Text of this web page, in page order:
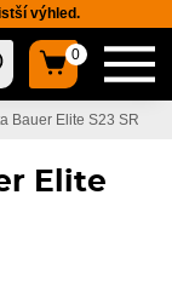
výhled.
0
Bauer Elite S23 SR
Elite